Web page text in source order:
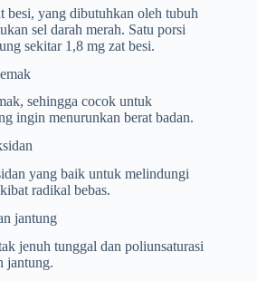
besi, yang dibutuhkan oleh tubuh
sel darah merah. Satu porsi
sekitar 1,8 mg zat besi.
sehingga cocok untuk
ingin menurunkan berat badan.
yang baik untuk melindungi
radikal bebas.
jantung
jenuh tunggal dan poliunsaturasi
jantung.